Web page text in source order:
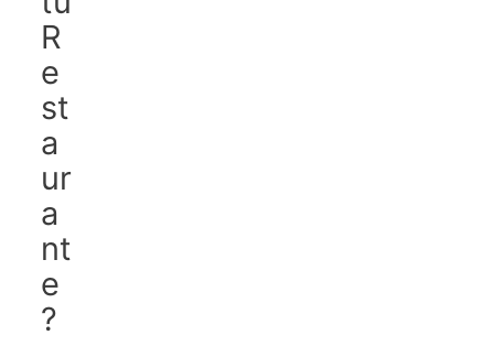
R
e
st
a
ur
a
nt
e
?